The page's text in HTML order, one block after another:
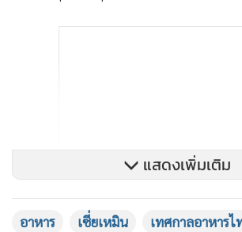
แสดงเพิ่มเติม
อาหาร เซี่ยเหมิน เทศกาลอาหารไ